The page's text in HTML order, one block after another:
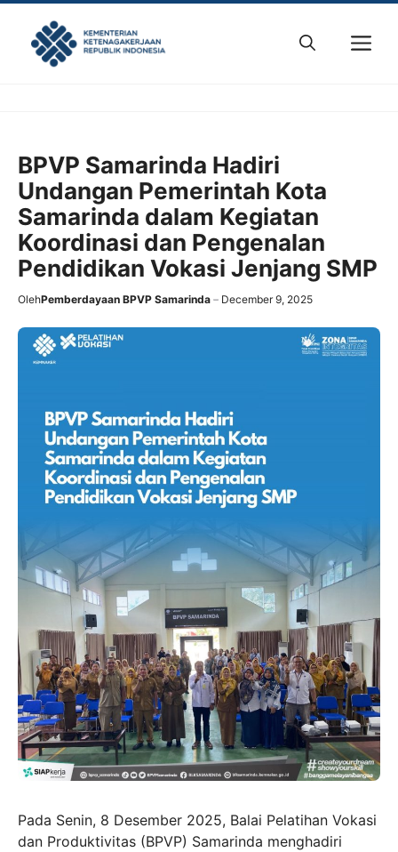
content
BPVP Samarinda Hadiri
Undangan Pemerintah Kota
Samarinda dalam Kegiatan
Koordinasi dan Pengenalan
Pendidikan Vokasi Jenjang SMP
OlehPemberdayaan BPVP Samarinda December 9, 2025
Pada Senin, 8 Desember 2025, Balai Pelatihan Vokasi
dan Produktivitas (BPVP) Samarinda menghadiri